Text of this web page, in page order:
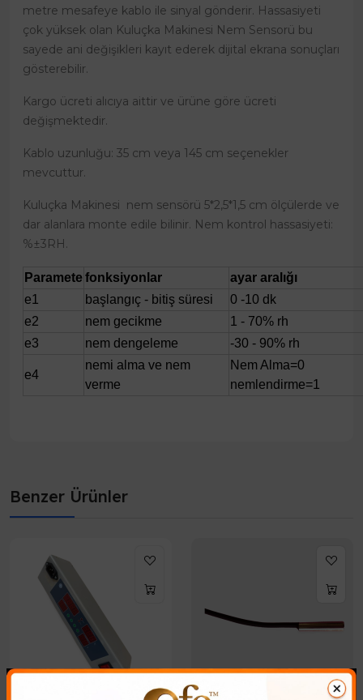
metre mesafeye kablo ile sinyal gönderir. Hassasiyeti
çok yüksek olan Kuluçka Makinesi Nem Sensorü bu
sayede ani değişikleri kayıt ederek dijital ekrana sonuçları
gösterebilir.
Kargo ücreti alıcıya aittir ve ürüne göre ücreti
değişmektedir.
Kablo uzunluğu: 35 cm veya 145 cm seçenekler
mevcuttur.
Kuluçka Makinesi nem sensörü 5*2,5*1,5 cm ölçülerde ve
dar alanlara monte edile bilinir. Nem kontrol hassasiyeti:
%±3RH.
Paramete fonksiyonlar
ayar aralığı
e1
başlangıç - bitiş süresi
0 -10 dk
e2
nem gecikme
1 - 70% rh
e3
nem dengeleme -30 - 90% rh
e4
nemi alma ve nem
verme
Nem Alma=0
nemlendirme=1
Benzer Ürünler